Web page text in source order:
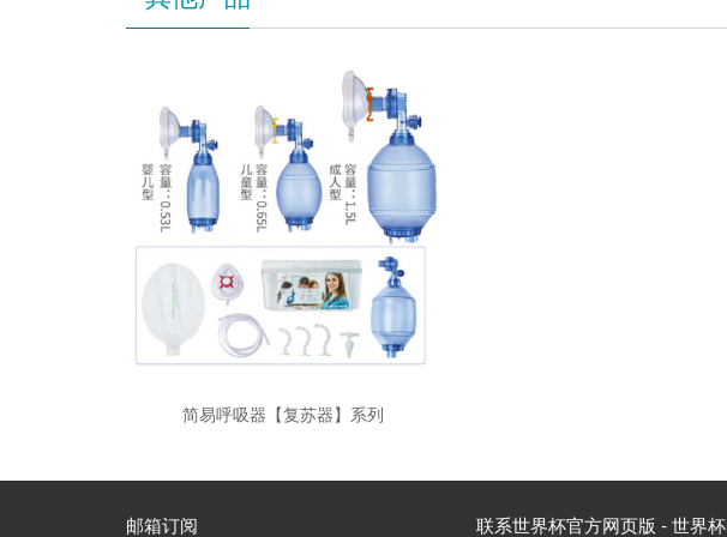
简易呼吸器【复苏器】系列
邮箱订阅 联系世界杯官方网页版 - 世界